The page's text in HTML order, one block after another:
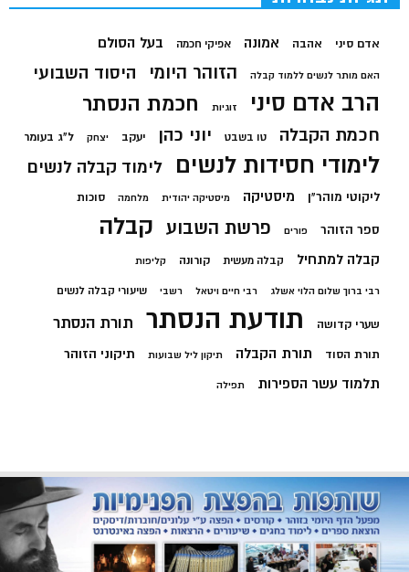
אדם סיני אהבה אמונה אפיקי חכמה בעל הסולם
האם מותר לנשים ללמוד קבלה הזוהר היומי היסוד השבועי
הרב אדם סיני זוגיות חכמת הנסתר
חכמת הקבלה טו בשבט יוני כהן יעקב יצחק ל"ג בעומר
לימודי חסידות לנשים לימוד קבלה לנשים
ליקוטי מוהר"ן מיסטיקה מיסטיקה יהודית מלחמה סוכות
ספר הזוהר פורים פרשת השבוע קבלה
קבלה למתחיל קבלה מעשית קורונה קליפות
רבי ברוך שלום הלוי אשלג רבי חיים ויטאל רשבי שיעורי קבלה לנשים
שערי קדושה תודעת הנסתר תורת הנסתר
תורת הסוד תורת הקבלה תיקון ליל שבועות תיקוני הזוהר
תלמוד עשר הספירות תפילה